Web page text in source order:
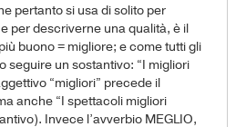
pertanto si usa di solito per
per descriverne una qualità, è il
buono = migliore; e come tutti gli
seguire un sostantivo: “I migliori
“migliori” precede il
anche “I spettacoli migliori
Invece l’avverbio MEGLIO,